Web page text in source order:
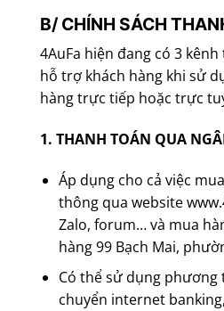
B/ CHÍNH SÁCH
4AuFa hiện đang có 3
hỗ trợ khách hàng khi sử
hàng trực tiếp hoặc trực
1. THANH TOÁN QUA
Áp dụng cho cả việc
thông qua website
Zalo, forum… và mua
hàng 99 Bạch Mai,
Có thể sử dụng
chuyển internet